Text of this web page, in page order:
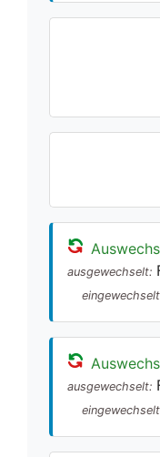
ausgewechselt:
ausgewechselt: